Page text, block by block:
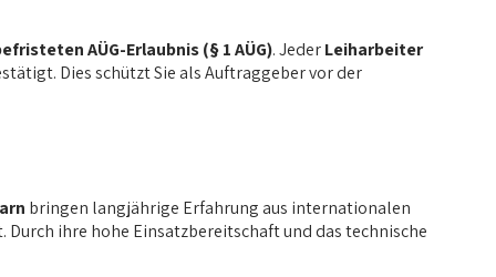
AÜG-Erlaubnis (§ 1 AÜG). JederLeiharbeiter
Dies schützt Sie als Auftraggeber vor der
bringen langjährige Erfahrung aus internationalen
ihre hohe Einsatzbereitschaft und das technische